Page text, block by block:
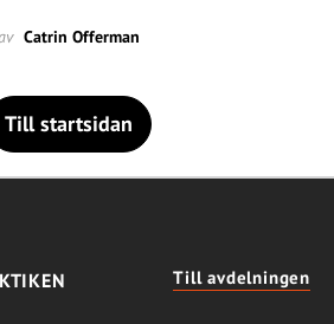
Catrin Offerman
Till startsidan
Till avdelningen